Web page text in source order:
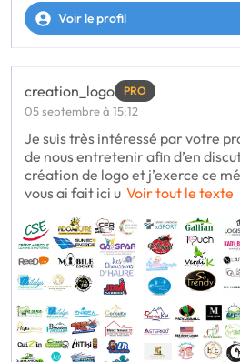
Voir le profil
creation_logo PRO
05 septembre à 15:12
Je suis très intéressé par votre
de nous entretenir afin d’en
création de logo et j’exerce ce
vous ai fait ici u Voir tout le texte